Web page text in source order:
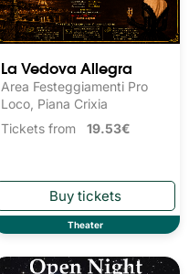
La Vedova Allegra
Area Festeggiamenti Pro
Loco, Piana Crixia
Tickets from 19.53€
Theater